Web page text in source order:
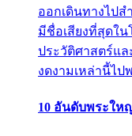
ออกเดินทางไป
มีชื่อเสียงที่สุดใ
ประวัติศาสตร์แ
งดงามเหล่านี้ไป
10 อันดับพระให